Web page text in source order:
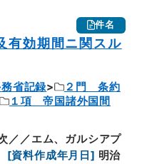
件名
有効期間ニ関スル
省記録
２門 条約
１項 帝国諸外国間
／／エム、ガルシアプ
[資料作成年月日 ] 明治